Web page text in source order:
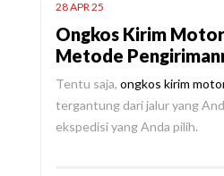
28 APR 25
Ongkos Kirim
Metode
Tentu saja, ongkos kirim
tergantung dari jalur yang
ekspedisi yang Anda pilih.